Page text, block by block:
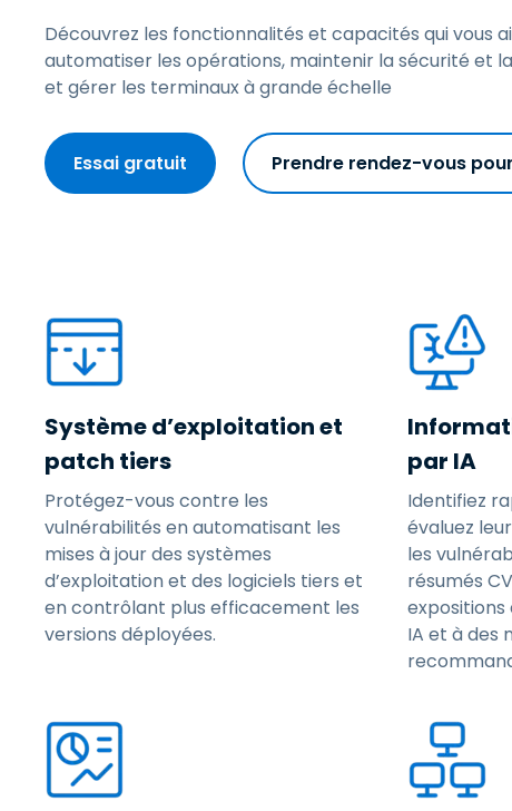
Découvrez les fonctionnalités et capacités qui vous
automatiser les opérations, maintenir la sécurité et
et gérer les terminaux à grande échelle
Essai gratuit Prendre rendez-vous
Système d’exploitation et
patch tiers
Protégez-vous contre les
vulnérabilités en automatisant les
mises à jour des systèmes
d’exploitation et des logiciels tiers et
en contrôlant plus efficacement les
versions déployées.
par IA
Identifiez
évaluez
les
résumés
IA et à des